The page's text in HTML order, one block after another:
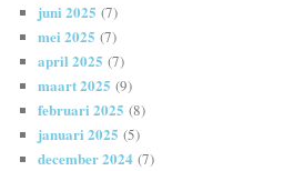
juni 2025 (7)
mei 2025 (7)
april 2025 (7)
maart 2025 (9)
februari 2025 (8)
januari 2025 (5)
december 2024 (7)